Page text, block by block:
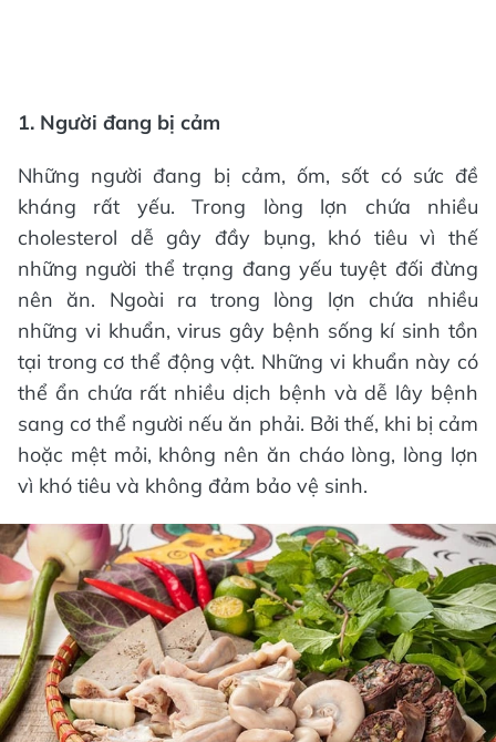
1. Người đang bị cảm
Những người đang bị cảm, ốm, sốt có sức đề
kháng rất yếu. Trong lòng lợn chứa nhiều
cholesterol dễ gây đầy bụng, khó tiêu vì thế
những người thể trạng đang yếu tuyệt đối đừng
nên ăn. Ngoài ra trong lòng lợn chứa nhiều
những vi khuẩn, virus gây bệnh sống kí sinh tồn
tại trong cơ thể động vật. Những vi khuẩn này có
thể ẩn chứa rất nhiều dịch bệnh và dễ lây bệnh
sang cơ thể người nếu ăn phải. Bởi thế, khi bị cảm
hoặc mệt mỏi, không nên ăn cháo lòng, lòng lợn
vì khó tiêu và không đảm bảo vệ sinh.